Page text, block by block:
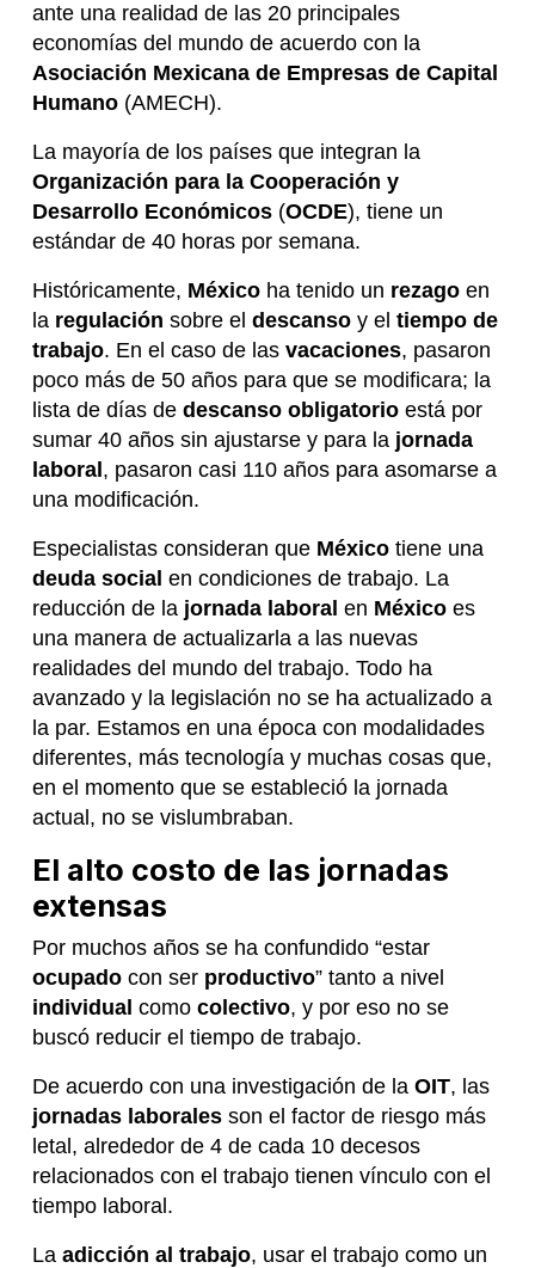
ante una realidad de las 20 principales
economías del mundo de acuerdo con la
Asociación Mexicana de Empresas de Capital
Humano(AMECH).
La mayoría de los países que integran la
Organización para la Cooperación y
Desarrollo Económicos(OCDE), tiene un
estándar de 40 horas por semana.
Históricamente, Méxicoha tenido un rezagoen
la regulación sobre el descansoy el tiempo de
trabajo. En el caso de las vacaciones, pasaron
poco más de 50 años para que se modificara; la
lista de días de descanso obligatorioestá por
sumar 40 años sin ajustarse y para lajornada
laboral, pasaron casi 110 años para asomarse a
una modificación.
Especialistas consideran que Méxicotiene una
deuda social en condiciones de trabajo. La
reducción de la jornada laboral en Méxicoes
una manera de actualizarla a las nuevas
realidades del mundo del trabajo. Todo ha
avanzado y la legislación no se ha actualizado a
la par. Estamos en una época con modalidades
diferentes, más tecnología y muchas cosas que,
en el momento que se estableció la jornada
actual, no se vislumbraban.
El alto costo de las jornadas
extensas
Por muchos años se ha confundido “estar
ocupadocon ser productivo” tanto a nivel
individual como colectivo, y por eso no se
buscó reducir el tiempo de trabajo.
De acuerdo con una investigación de la OIT, las
jornadas laboralesson el factor de riesgo más
letal, alrededor de 4 de cada 10 decesos
relacionados con el trabajo tienen vínculo con el
tiempo laboral.
La adicción al trabajo, usar el trabajo como un